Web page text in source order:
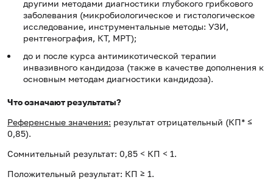
другими методами диагностики глубокого грибкового
заболевания (микробиологическое и гистологическое
исследование, инструментальные методы: УЗИ,
рентгенография, КТ, МРТ);
до и после курса антимикотической терапии
инвазивного кандидоза (также в качестве дополнения к
основным методам диагностики кандидоза).
Что означают результаты?
Референсные значения: результат отрицательный (КП* ≤
0,85).
Сомнительный результат: 0,85 < КП < 1.
Положительный результат: КП ≥ 1.